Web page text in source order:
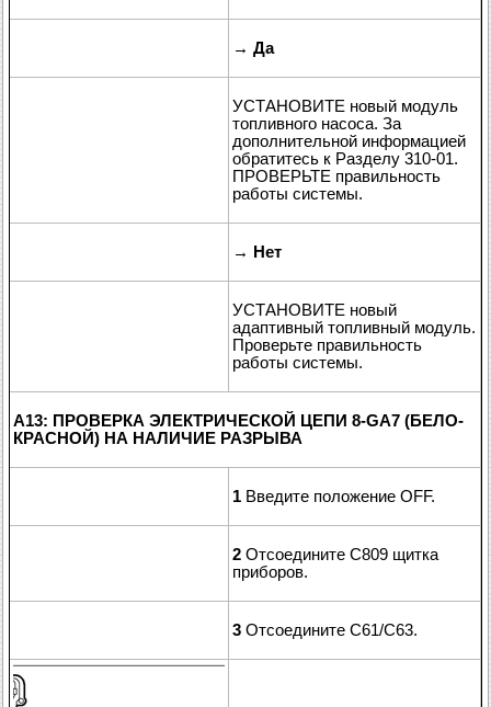
→ Да
УСТАНОВИТЕ новый модуль
топливного насоса. За
дополнительной информацией
обратитесь к Разделу 310-01.
ПРОВЕРЬТЕ правильность
работы системы.
→ Нет
УСТАНОВИТЕ новый
адаптивный топливный модуль.
Проверьте правильность
работы системы.
A13: ПРОВЕРКА ЭЛЕКТРИЧЕСКОЙ ЦЕПИ 8-GA7 (БЕЛО-
КРАСНОЙ) НА НАЛИЧИЕ РАЗРЫВА
1 Введите положение OFF.
2 Отсоедините C809 щитка
приборов.
3 Отсоедините C61/C63.